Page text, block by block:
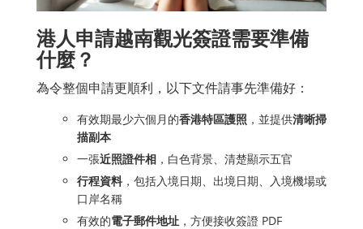
港人申請越南觀光簽證需要準備
什麼？
為令整個申請更順利，以下文件請事先準備好：
有效期最少六個月的香港特區護照 ，並提供清晰掃
描副本
一張近照證件相 ，白色背景、清楚顯示五官
行程資料 ，包括入境日期、出境日期、入境機場或
口岸名稱
有效的電子郵件地址 ，方便接收簽證 PDF